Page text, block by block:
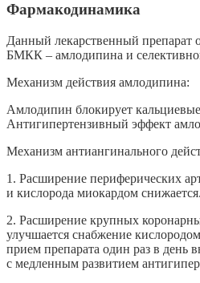
Фармакодинамика
Данный лекарственный препарат
БМКК – амлодипина и
Механизм действия амлодипина:
Амлодипин блокирует
Антигипертензивный эффект
Механизм антиангинального
1. Расширение периферических
и кислорода миокардом снижается.
2. Расширение крупных
улучшается снабжение
прием препарата один раз в день
с медленным развитием